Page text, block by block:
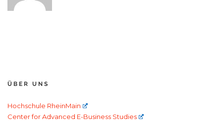
ÜBER UNS
Hochschule RheinMain
Center for Advanced E-Business Studies